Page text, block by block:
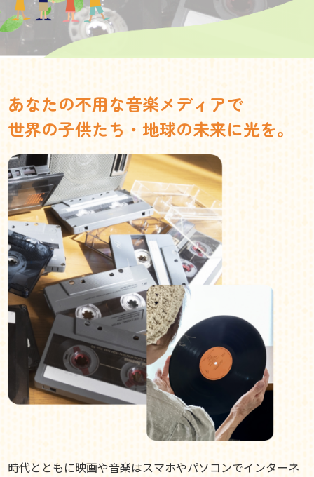
あなたの不用な音楽メディアで
世界の子供たち・地球の未来に光を。
時代とともに映画や音楽はスマホやパソコンでインターネ